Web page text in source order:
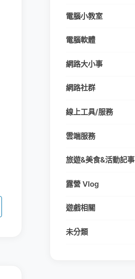
電腦小教室
電腦軟體
網路大小事
網路社群
線上工具/服務
雲端服務
旅遊&美食&活動記事
露營 Vlog
遊戲相關
未分類